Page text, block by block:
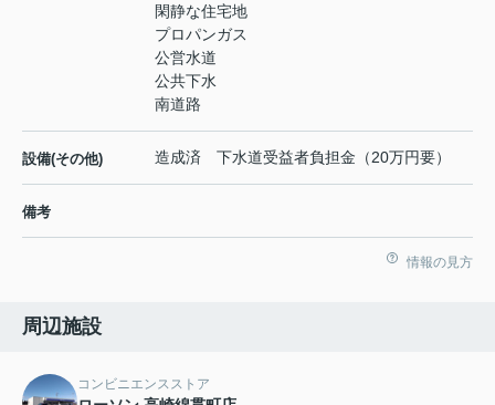
閑静な住宅地
プロパンガス
公営水道
公共下水
南道路
設備(その他) 造成済 下水道受益者負担金（20万円要）
備考
情報の見方
周辺施設
コンビニエンスストア